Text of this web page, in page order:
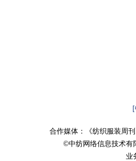
合作媒体：《纺织服装周
©中纺网络信息技术
业